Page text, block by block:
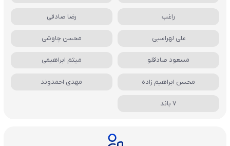
راغب رضا صادقی
علی لهراسبی محسن چاوشی
مسعود صادقلو میثم ابراهیمی
محسن ابراهیم زاده مهدی احمدوند
7 باند